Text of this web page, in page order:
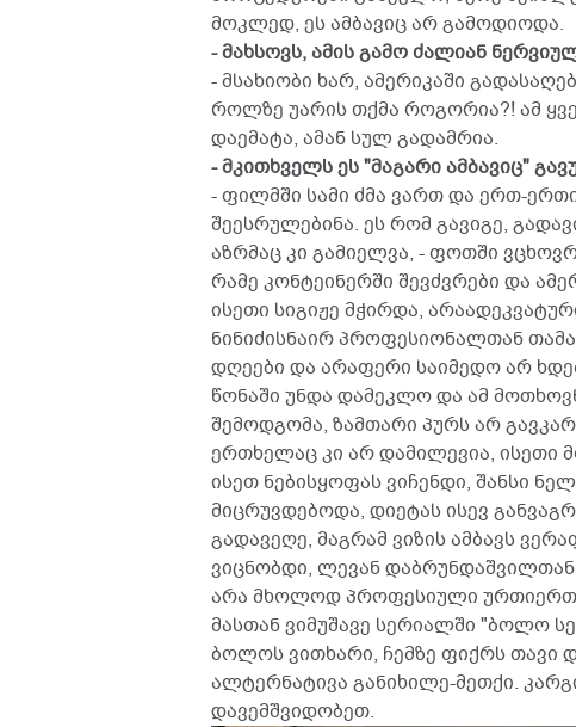
მოკლედ, ეს ამბავიც არ გამოდიოდა.
- მახსოვს, ამის გამო ძალიან
- მსახიობი ხარ, ამერიკაში
როლზე უარის თქმა როგორია?! ამ
დაემატა, ამან სულ გადამრია.
- მკითხველს ეს "მაგარი ამბავიც"
- ფილმში სამი ძმა ვართ და ერთ-
შეესრულებინა. ეს რომ გავიგე,
აზრმაც კი გამიელვა, - ფოთში
რამე კონტეინერში შევძვრები და
ისეთი სიგიჟე მჭირდა,
ნინიძისნაირ პროფესიონალთან
დღეები და არაფერი საიმედო არ
წონაში უნდა დამეკლო და ამ
შემოდგომა, ზამთარი პურს არ
ერთხელაც კი არ დამილევია, ისეთი
ისეთ ნებისყოფას ვიჩენდი, შანსი
მიცრუვდებოდა, დიეტას ისევ
გადავეღე, მაგრამ ვიზის ამბავს
ვიცნობდი, ლევან
არა მხოლოდ პროფესიული
მასთან ვიმუშავე სერიალში "ბოლო
ბოლოს ვითხარი, ჩემზე ფიქრს თავი
ალტერნატივა განიხილე-მეთქი.
დავემშვიდობეთ.